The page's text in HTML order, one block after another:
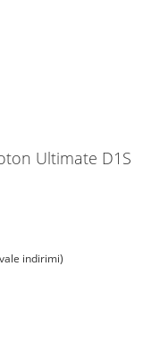
Ultimate D1S
indirimi)